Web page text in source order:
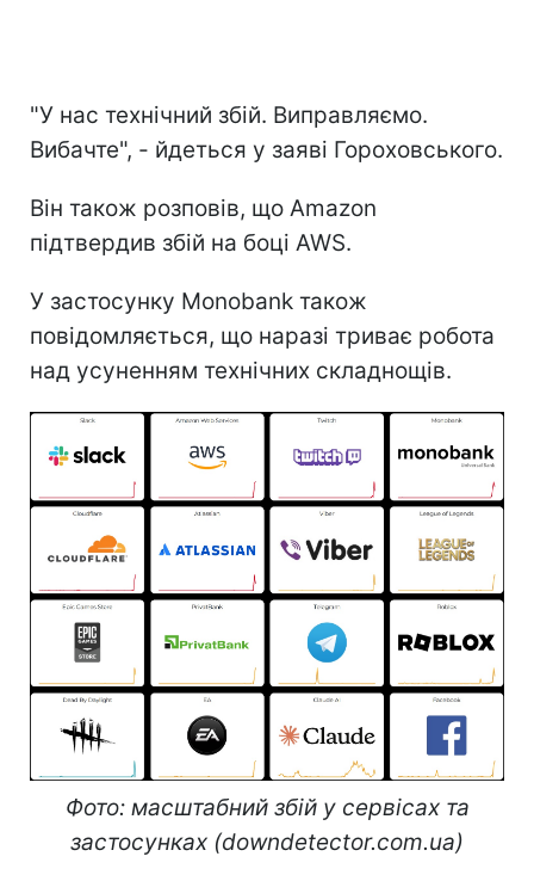
"У нас технічний збій. Виправляємо.
Вибачте", - йдеться у заяві Гороховського.
Він також розповів, що Amazon
підтвердив збій на боці AWS.
У застосунку Monobank також
повідомляється, що наразі триває робота
над усуненням технічних складнощів.
Фото: масштабний збій у сервісах та
застосунках (downdetector.com.ua)